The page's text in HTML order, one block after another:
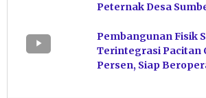
Peternak Desa
Pembangunan Fisik
Terintegrasi Pacitan
Persen, Siap